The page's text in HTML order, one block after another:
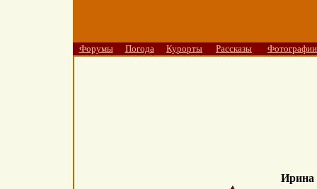
Форумы Погода Курорты Рассказы Фотографии
Ирина